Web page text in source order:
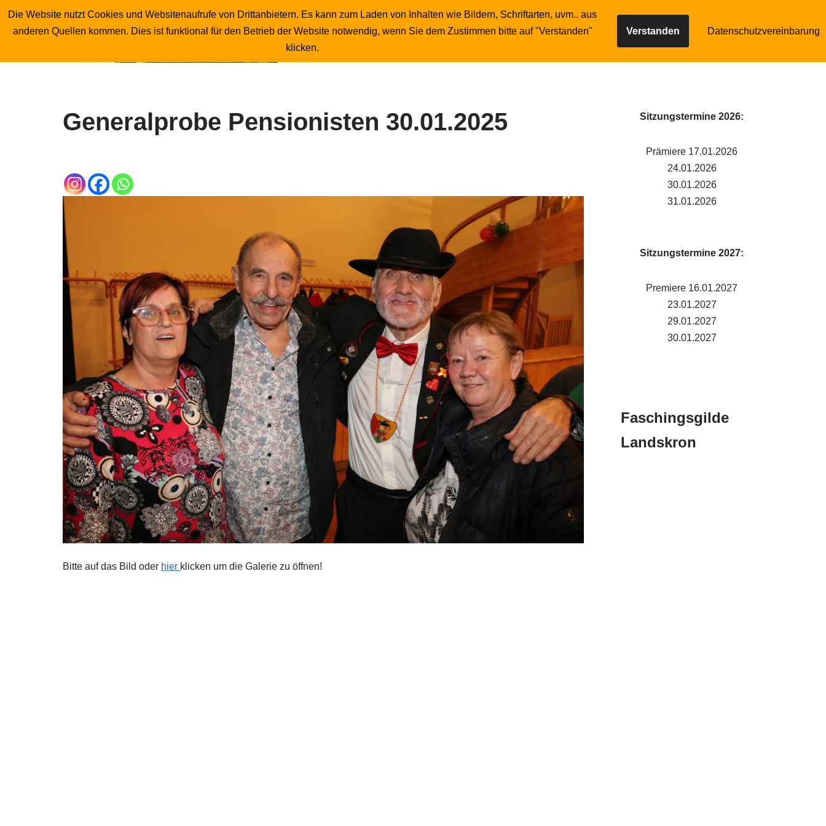
Zum
Startseite Publikumsfotos Unser Wirt Gilde
Reservierung
Generalprobe Pensionisten 30.01.2025
Bitte auf das Bild oder hier klicken um die Galerie zu öffnen!
Sitzungstermine 2026:
Prämiere 17.01.2026
24.01.2026
30.01.2026
31.01.2026
Sitzungstermine 2027:
Premiere 16.01.2027
23.01.2027
29.01.2027
30.01.2027
Faschingsgilde
Landskron
Die Website nutzt Cookies und Websitenaufrufe von Drittanbietern. Es kann zum Laden von Inhalten wie Bildern, Schriftarten, uvm.. aus
anderen Quellen kommen. Dies ist funktional für den Betrieb der Website notwendig, wenn Sie dem Zustimmen bitte auf "Verstanden"
klicken.
Verstanden Datenschutzvereinbarung